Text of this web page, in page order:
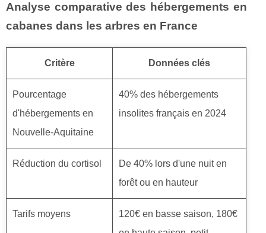
Analyse comparative des hébergements en
cabanes dans les arbres en France
Critère Données clés
Pourcentage
d'hébergements en
Nouvelle-Aquitaine
40% des hébergements
insolites français en 2024
Réduction du cortisol
De 40% lors d'une nuit en
forêt ou en hauteur
Tarifs moyens
120€ en basse saison, 180€